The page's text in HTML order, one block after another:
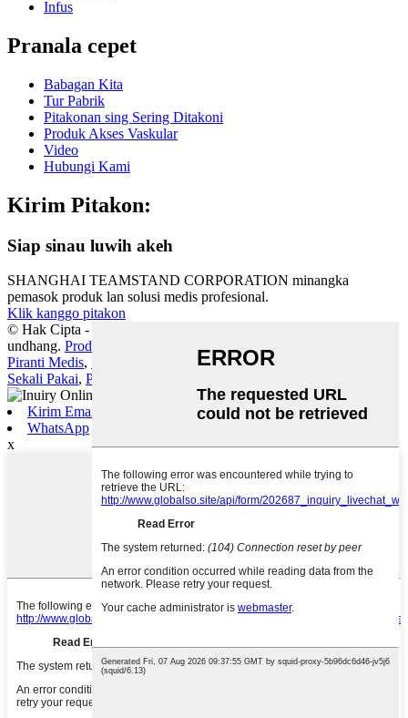
Infus
Pranala cepet
Babagan Kita
Tur Pabrik
Pitakonan sing Sering Ditakoni
Produk Akses Vaskular
Video
Hubungi Kami
Kirim Pitakon:
Siap sinau luwih akeh
SHANGHAI TEAMSTAND CORPORATION minangka
pemasok produk lan solusi medis profesional.
Klik kanggo pitakon
© Hak Cipta - 2010-2025: Kabeh Hak Dilindhungi Undhang-
undhang. Produk Panas
Piranti Medis, Pasokan Medis Barang Medis Habis Pakai
Sekali Pakai, Perlengkapan Medis
Kirim Email
WhatsApp
x